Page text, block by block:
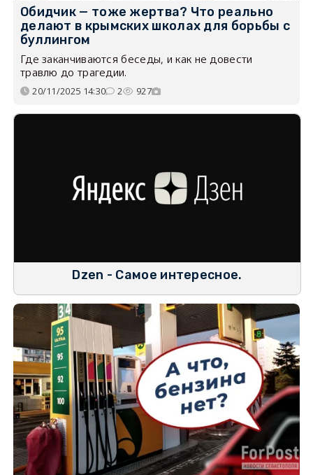
Обидчик — тоже жертва? Что реально
делают в крымских школах для борьбы с
буллингом
Где заканчиваются беседы, и как не довести
травлю до трагедии.
20/11/2025 14:30 2 927
Dzen - Самое интересное.